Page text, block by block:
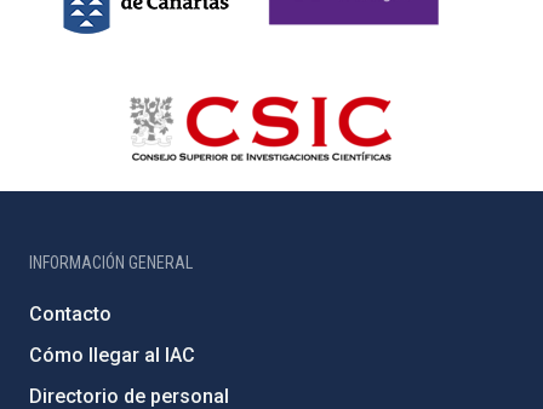
INFORMACIÓN GENERAL
Contacto
Cómo llegar al IAC
Directorio de personal